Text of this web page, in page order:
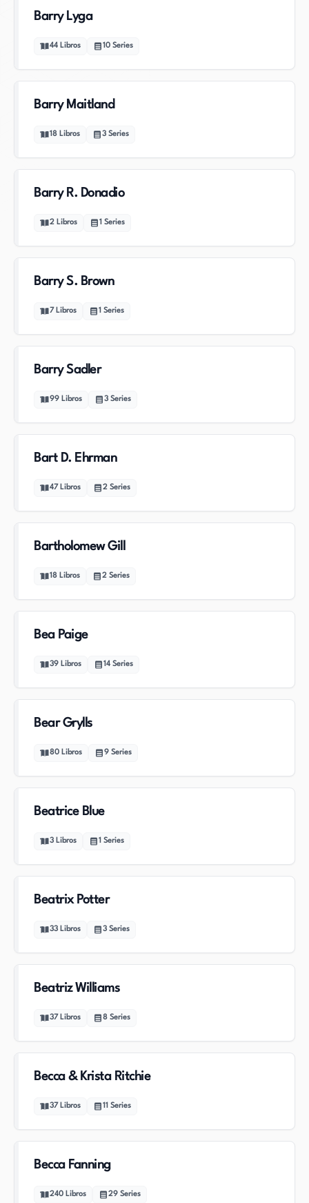
Barry Lyga
44 Libros 10 Series
Barry Maitland
18 Libros 3 Series
Barry R. Donadio
2 Libros 1 Series
Barry S. Brown
7 Libros 1 Series
Barry Sadler
99 Libros 3 Series
Bart D. Ehrman
47 Libros 2 Series
Bartholomew Gill
18 Libros 2 Series
Bea Paige
39 Libros 14 Series
Bear Grylls
80 Libros 9 Series
Beatrice Blue
3 Libros 1 Series
Beatrix Potter
33 Libros 3 Series
Beatriz Williams
37 Libros 8 Series
Becca & Krista Ritchie
37 Libros 11 Series
Becca Fanning
240 Libros 29 Series